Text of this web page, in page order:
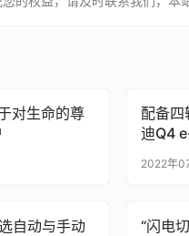
对生命的尊
配备
迪Q4
2022年
自动与手动
“闪电